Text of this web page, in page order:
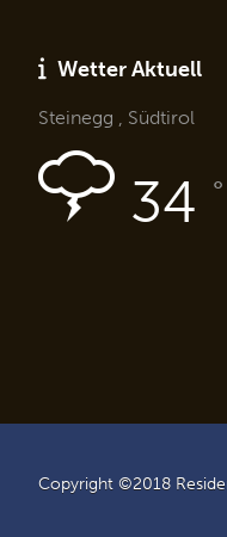
Wetter Aktuell
Steinegg , Südtirol
34
Copyright ©2018